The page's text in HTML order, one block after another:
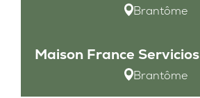
Brantôme
Maison France Servicios
Brantôme